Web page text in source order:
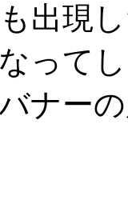
出現
って
ナー